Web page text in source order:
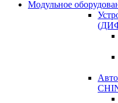
Модульное